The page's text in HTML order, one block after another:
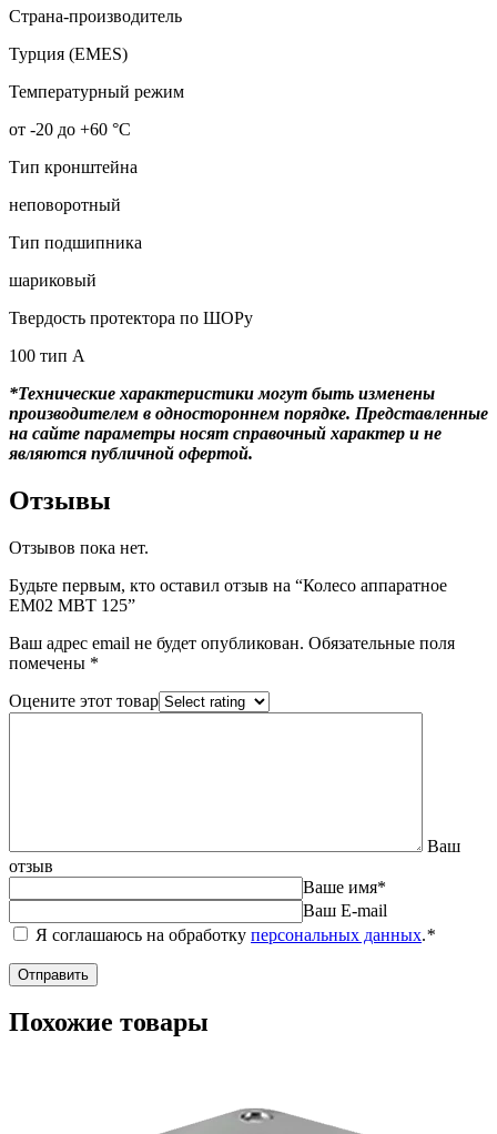
Страна-производитель
Турция (EMES)
Температурный режим
от -20 до +60 °С
Тип кронштейна
неповоротный
Тип подшипника
шариковый
Твердость протектора по ШОРу
100 тип А
*Технические характеристики могут быть изменены
производителем в одностороннем порядке. Представленные
на сайте параметры носят справочный характер и не
являются публичной офертой.
Отзывы
Отзывов пока нет.
Будьте первым, кто оставил отзыв на “Колесо аппаратное
EM02 MBT 125”
Ваш адрес email не будет опубликован. Обязательные поля
помечены *
Оцените этот товар
Ваш
отзыв
Ваше имя*
Ваш E-mail
Я соглашаюсь на обработку персональных данных.*
Похожие товары